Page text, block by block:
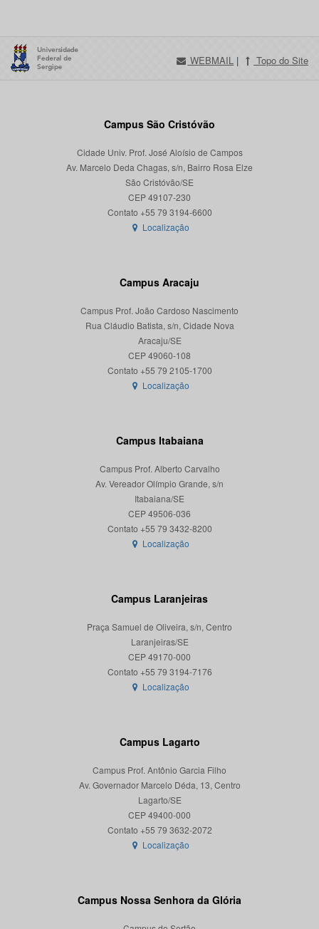
WEBMAIL | Topo do Site
Campus São Cristóvão
Cidade Univ. Prof. José Aloísio de Campos
Av. Marcelo Deda Chagas, s/n, Bairro Rosa Elze
São Cristóvão/SE
CEP 49107-230
Localização
Campus Aracaju
Campus Prof. João Cardoso Nascimento
Rua Cláudio Batista, s/n, Cidade Nova
Aracaju/SE
CEP 49060-108
Localização
Campus Itabaiana
Campus Prof. Alberto Carvalho
Av. Vereador Olímpio Grande, s/n
Itabaiana/SE
CEP 49506-036
Localização
Campus Laranjeiras
Praça Samuel de Oliveira, s/n, Centro
Laranjeiras/SE
CEP 49170-000
Localização
Campus Lagarto
Campus Prof. Antônio Garcia Filho
Av. Governador Marcelo Déda, 13, Centro
Lagarto/SE
CEP 49400-000
Localização
Campus Nossa Senhora da Glória